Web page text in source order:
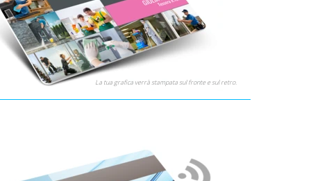
tutte le fasi del lavoro:
nella richiesta di informazioni e nella scelta delle
per te
la grafica e i dati che ci invii
le card
(consegna standard in 7 giorni lavorativi o 3 giorni
nostri clienti ci considerano i numeri 1 delle card in PVC in
La tua grafica verrà stampata sul fronte e sul retro.